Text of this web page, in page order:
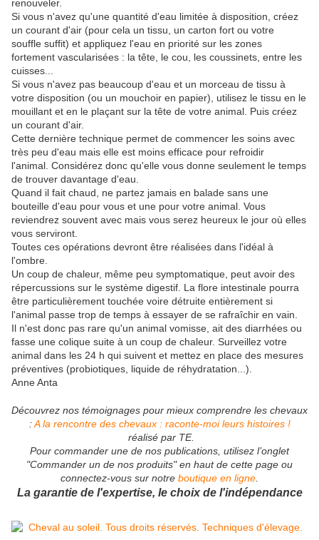
renouveler.
Si vous n'avez qu'une quantité d'eau limitée à disposition, créez
un courant d'air (pour cela un tissu, un carton fort ou votre
souffle suffit) et appliquez l'eau en priorité sur les zones
fortement vascularisées : la tête, le cou, les coussinets, entre les
cuisses...
Si vous n'avez pas beaucoup d'eau et un morceau de tissu à
votre disposition (ou un mouchoir en papier), utilisez le tissu en le
mouillant et en le plaçant sur la tête de votre animal. Puis créez
un courant d'air.
Cette dernière technique permet de commencer les soins avec
très peu d'eau mais elle est moins efficace pour refroidir
l'animal. Considérez donc qu'elle vous donne seulement le temps
de trouver davantage d'eau.
Quand il fait chaud, ne partez jamais en balade sans une
bouteille d'eau pour vous et une pour votre animal. Vous
reviendrez souvent avec mais vous serez heureux le jour où elles
vous serviront.
Toutes ces opérations devront être réalisées dans l'idéal à
l'ombre.
Un coup de chaleur, même peu symptomatique, peut avoir des
répercussions sur le système digestif. La flore intestinale pourra
être particulièrement touchée voire détruite entièrement si
l'animal passe trop de temps à essayer de se rafraîchir en vain.
Il n'est donc pas rare qu'un animal vomisse, ait des diarrhées ou
fasse une colique suite à un coup de chaleur. Surveillez votre
animal dans les 24 h qui suivent et mettez en place des mesures
préventives (probiotiques, liquide de réhydratation...).
Anne Anta
Découvrez nos témoignages pour mieux comprendre les chevaux
:A la rencontre des chevaux : raconte-moi leurs histoires !
réalisé par TE.
Pour commander une de nos publications, utilisez l’onglet
"Commander un de nos produits" en haut de cette page ou
connectez-vous sur notre boutique en ligne
La garantie de l'expertise, le choix de l'indépendance